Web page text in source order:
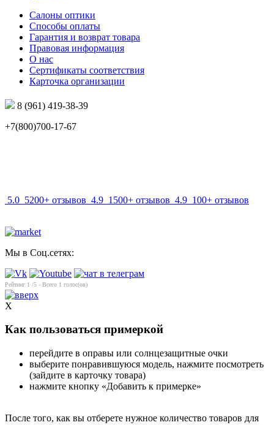
Салоны оптики
Способы оплаты
Гарантия и возврат товара
Правовая информация
О нас
Сертификаты соответствия
Карточка организации
8 (961) 419-38-39
+7(800)700-17-67
5.0 5200+ отзывов 4.9 1500+ отзывов 4.9 100+ отзывов
Мы в Соц.сетях:
Рейтинг 1 /5 - Всего 1 голос(ов)
X
Как пользоваться примеркой
перейдите в оправы или солнцезащитные очки
выберите понравившуюся модель, нажмите посмотреть
(зайдите в карточку товара)
нажмите кнопку «Добавить к примерке»
После того, как вы отберете нужное количество товаров для